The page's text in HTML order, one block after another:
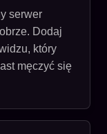
serwer
Dodaj
który
męczyć się